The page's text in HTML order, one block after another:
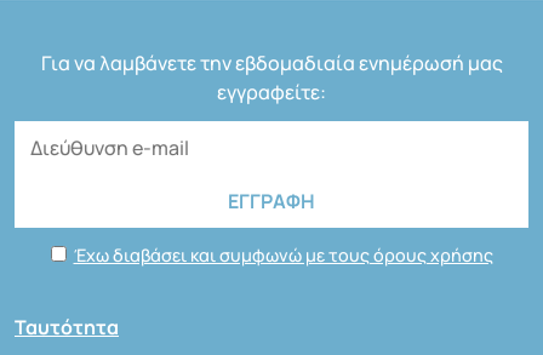
Για να λαμβάνετε την εβδομαδιαία ενημέρωσή μας
εγγραφείτε:
Έχω διαβάσει και συμφωνώ με τους όρους χρήσης
Ταυτότητα